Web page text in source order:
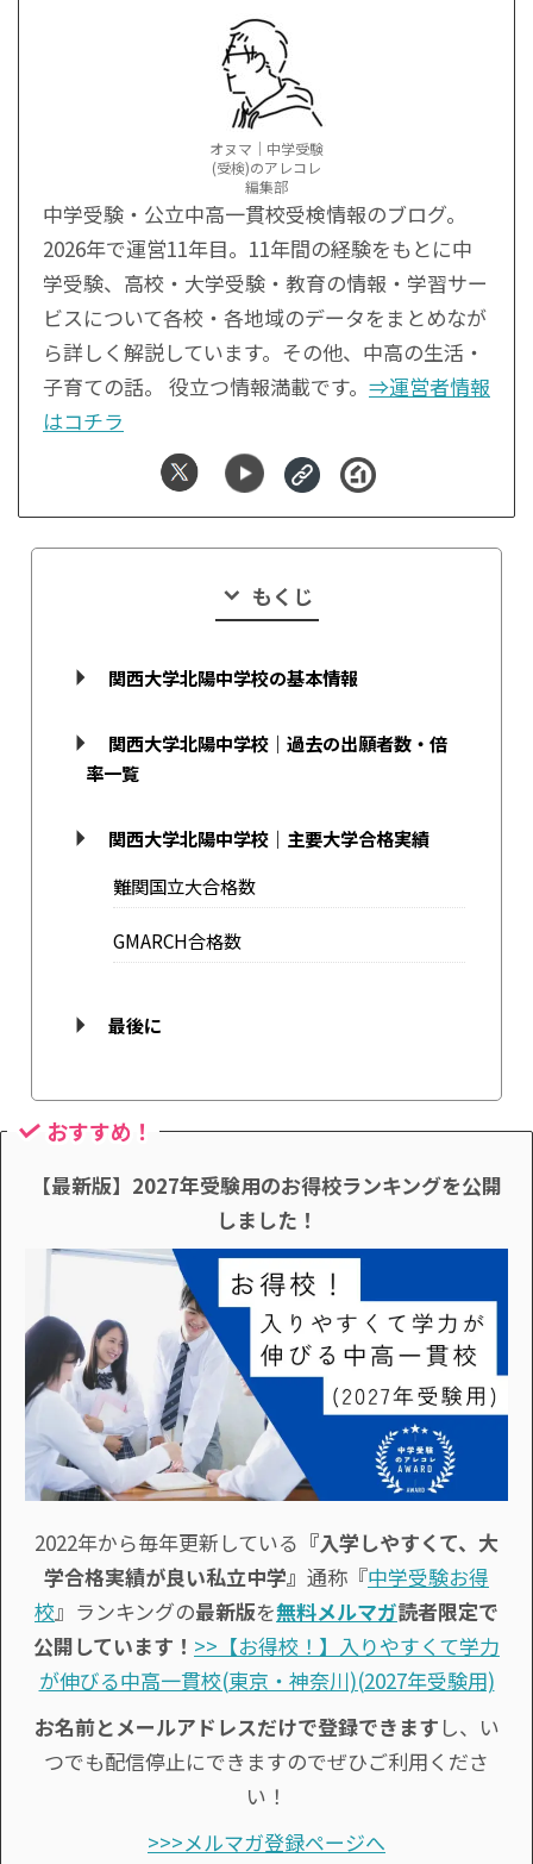
オヌマ｜中学受験
(受検)のアレコレ
編集部
中学受験・公立中高一貫校受検情報のブログ。
2026年で運営11年目。11年間の経験をもとに中
学受験、高校・大学受験・教育の情報・学習サー
ビスについて各校・各地域のデータをまとめなが
ら詳しく解説しています。その他、中高の生活・
子育ての話。 役立つ情報満載です。 ⇒運営者情報
はコチラ
もくじ
関西大学北陽中学校の基本情報
関西大学北陽中学校｜過去の出願者数・倍
率一覧
関西大学北陽中学校｜主要大学合格実績
難関国立大合格数
GMARCH合格数
最後に
おすすめ！
【最新版】2027年受験用のお得校ランキングを公開
しました！
2022年から毎年更新している 『入学しやすくて、大
学合格実績が良い私立中学』 通称『中学受験お得
校』ランキングの最新版を無料メルマガ読者限定で
公開しています！ >>【お得校！】入りやすくて学力
が伸びる中高一貫校(東京・神奈川)(2027年受験用)
お名前とメールアドレスだけで登録できます し、い
つでも配信停止にできますのでぜひご利用くださ
い！
>>>メルマガ登録ページへ